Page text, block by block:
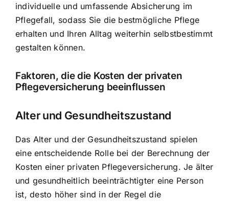
individuelle und umfassende Absicherung im
Pflegefall, sodass Sie die bestmögliche Pflege
erhalten und Ihren Alltag weiterhin selbstbestimmt
gestalten können.
Faktoren, die die Kosten der privaten
Pflegeversicherung beeinflussen
Alter und Gesundheitszustand
Das Alter und der Gesundheitszustand spielen
eine entscheidende Rolle bei der Berechnung der
Kosten einer privaten Pflegeversicherung. Je älter
und gesundheitlich beeinträchtigter eine Person
ist, desto höher sind in der Regel die